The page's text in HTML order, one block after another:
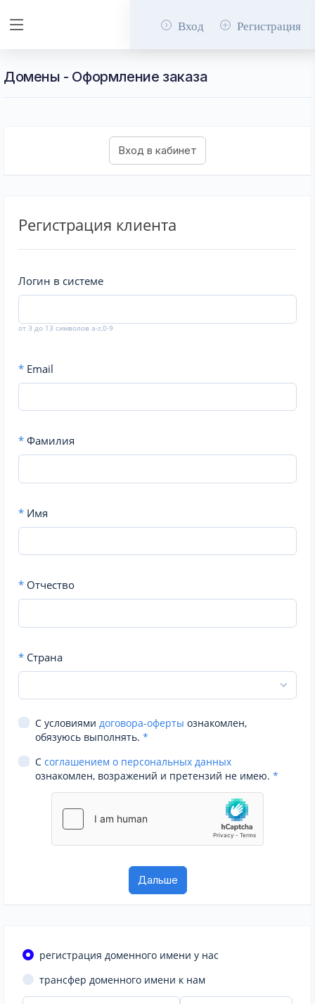
Вход Регистрация
Домены - Оформление заказа
Регистрация клиента
Логин в системе
от 3 до 13 символов a-z,0-9
* Email
* Фамилия
* Имя
* Отчество
* Страна
С условиями договора-оферты ознакомлен,
обязуюсь выполнять. *
С соглашением о персональных данных
ознакомлен, возражений и претензий не имею. *
регистрация доменного имени у нас
трансфер доменного имени к нам